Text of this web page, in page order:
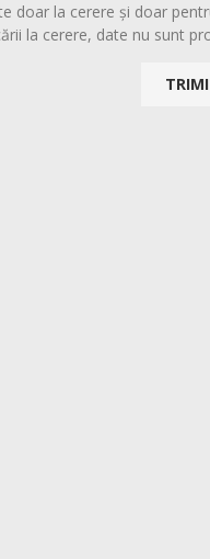
doar la cerere și doar
la cerere, date nu sunt